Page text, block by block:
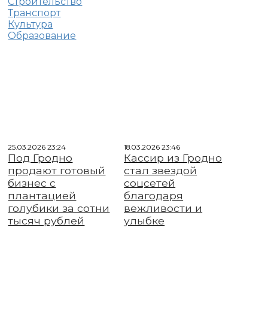
Транспорт
Культура
Образование
25.03.2026 23:24
Под Гродно
продают готовый
бизнес с
плантацией
голубики за сотни
тысяч рублей
18.03.2026 23:46
Кассир из Гродно
стал звездой
соцсетей
благодаря
вежливости и
улыбке